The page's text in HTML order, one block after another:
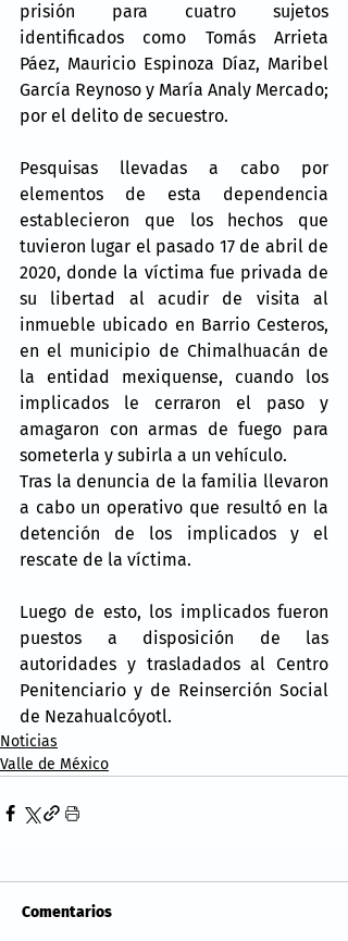
prisión para cuatro sujetos
identificados como Tomás Arrieta
Páez, Mauricio Espinoza Díaz, Maribel
García Reynoso y María Analy Mercado;
por el delito de secuestro.
Pesquisas llevadas a cabo por
elementos de esta dependencia
establecieron que los hechos que
tuvieron lugar el pasado 17 de abril de
2020, donde la víctima fue privada de
su libertad al acudir de visita al
inmueble ubicado en Barrio Cesteros,
en el municipio de Chimalhuacán de
la entidad mexiquense, cuando los
implicados le cerraron el paso y
amagaron con armas de fuego para
someterla y subirla a un vehículo.
Tras la denuncia de la familia llevaron
a cabo un operativo que resultó en la
detención de los implicados y el
rescate de la víctima.
Luego de esto, los implicados fueron
puestos a disposición de las
autoridades y trasladados al Centro
Penitenciario y de Reinserción Social
de Nezahualcóyotl.
Noticias
Valle de México
Comentarios